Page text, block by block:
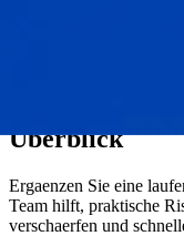
Überblick
Ergaenzen Sie eine
Team hilft, praktische
verschaerfen und